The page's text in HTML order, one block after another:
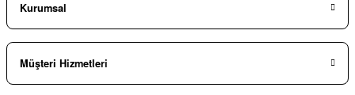
Kurumsal
Müşteri Hizmetleri